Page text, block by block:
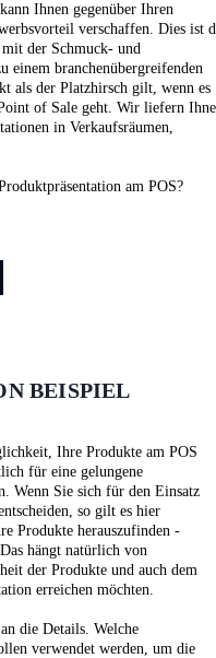
Ihnen gegenüber Ihren
verschaffen. Dies ist
der Schmuck- und
einem branchenübergreifenden
als der Platzhirsch gilt, wenn es
of Sale geht. Wir liefern
in Verkaufsräumen,
am POS?
BEISPIEL
Ihre Produkte am POS
für eine gelungene
Wenn Sie sich für den Einsatz
so gilt es hier
Produkte herauszufinden -
hängt natürlich von
der Produkte und auch dem
erreichen möchten.
die Details. Welche
verwendet werden, um die